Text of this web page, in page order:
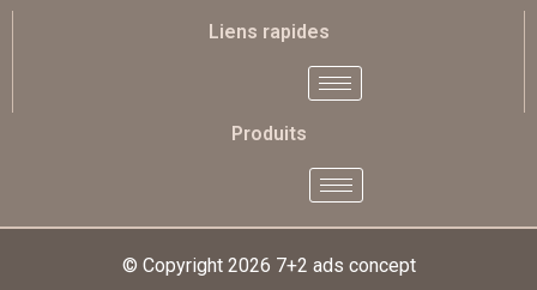
Liens rapides
Produits
© Copyright 2026 7+2 ads concept